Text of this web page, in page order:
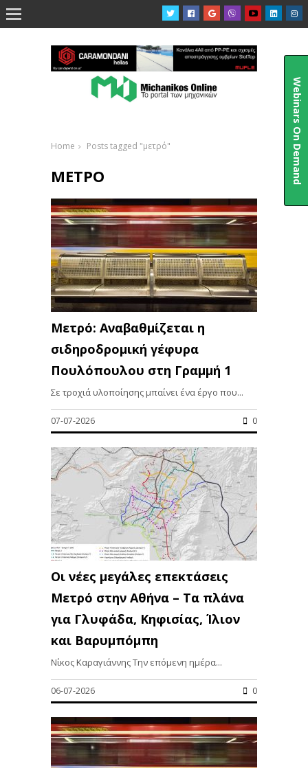

Home Posts tagged "μετρό"
ΜΕΤΡΌ
Μετρό: Αναβαθμίζεται η
σιδηροδρομική γέφυρα
Πουλόπουλου στη Γραμμή 1
Σε τροχιά υλοποίησης μπαίνει ένα έργο που...
07-07-2026 0
Οι νέες μεγάλες επεκτάσεις
Μετρό στην Αθήνα – Τα πλάνα
για Γλυφάδα, Κηφισίας, Ίλιον
και Βαρυμπόμπη
Νίκος Καραγιάννης Την επόμενη ημέρα...
06-07-2026 0
Webinars On Demand